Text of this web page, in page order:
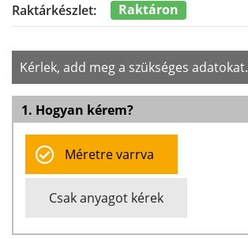
Raktárkészlet: Raktáron
Kérlek, add meg a szükséges adatokat.
1. Hogyan kérem?
Méretre varrva
Csak anyagot kérek